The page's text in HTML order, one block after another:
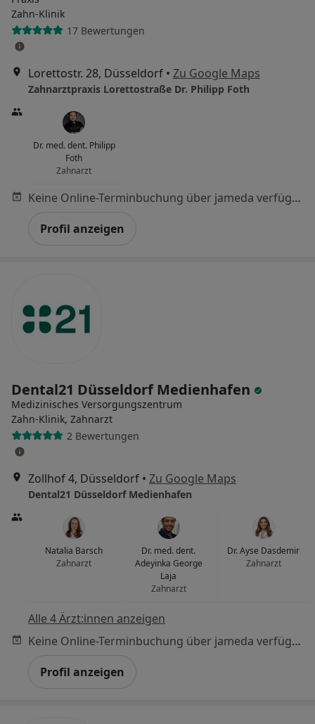
Zahn-Klinik
17 Bewertungen
Lorettostr. 28, Düsseldorf • Zu Google Maps
Zahnarztpraxis Lorettostraße Dr. Philipp Foth
Dr. med. dent. Philipp
Foth
Zahnarzt
Keine Online-Terminbuchung über jameda verfügbar
Profil anzeigen
Dental21 Düsseldorf Medienhafen
Medizinisches Versorgungszentrum
Zahn-Klinik, Zahnarzt
2 Bewertungen
Zollhof 4, Düsseldorf • Zu Google Maps
Dental21 Düsseldorf Medienhafen
Natalia Barsch
Zahnarzt
Dr. med. dent.
Adeyinka George
Laja
Zahnarzt
Dr. Ayse Dasdemir
Zahnarzt
Alle 4 Ärzt:innen anzeigen
Keine Online-Terminbuchung über jameda verfügbar
Profil anzeigen